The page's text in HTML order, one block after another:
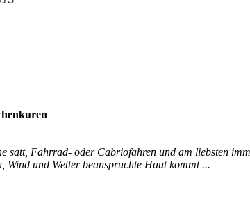
satt, Fahrrad- oder Cabriofahren und am liebsten
und Wetter beanspruchte Haut kommt ...